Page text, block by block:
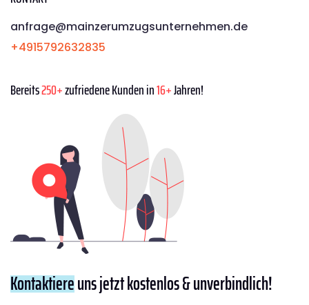
anfrage@mainzerumzugsunternehmen.de
+4915792632835
Bereits250+zufriedene Kunden in16+Jahren!
Kontaktiereuns jetzt kostenlos & unverbindlich!